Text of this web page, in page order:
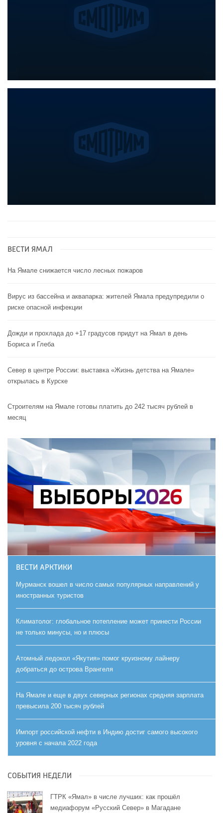
ВЕСТИ ЯМАЛ
На Ямале снижается число лесных пожаров
Вирус из бассейна и аквапарка: жителей Ямала предупредили о
риске опасной инфекции
Дожди и прохлада до +17 градусов придут на Ямал в день
Бориса и Глеба
Север в центре России: выставка «Жизнь детства на Ямале»
открылась в Курске
Строителям на Ямале готовы платить до 242 тысяч рублей в
месяц
ВЕСТИ АРКТИКИ
Мурманск вошел в число самых популярных направлений у
иностранных туристов
Климатолог: глобальное потепление может принести России
не только минусы, но и плюсы
Атомный ледокол «Якутия» помог круизному лайнеру
добраться до острова Врангеля
На Ямале и еще в двух северных регионах средняя зарплата
превысила 200 тысяч рублей
Импорт российской нефти в Индию достиг самого высокого
уровня с начала 2022 года
СОБЫТИЯ НЕДЕЛИ
ГТРК «Ямал» в числе лучших: как прошёл
медиафорум «Русский Север» в Магадане